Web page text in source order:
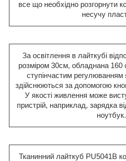
все що необхідно розгорнути
несучу
За освітлення в лайткубі
розміром 30см, обладнана 160
ступінчастим регулюванням
здійснюються за допомогою
У якості живлення може
пристрій, наприклад, зарядка
ноутбук.
Тканинний лайткуб PU5041B